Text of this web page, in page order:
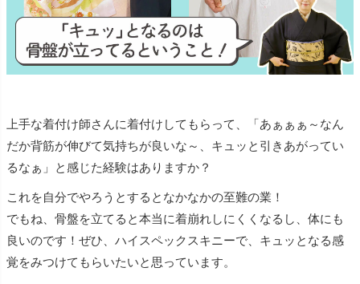
上手な着付け師さんに着付けしてもらって、「あぁぁぁ～なん
だか背筋が伸びて気持ちが良いな～、キュッと引きあがってい
るなぁ」と感じた経験はありますか？
これを自分でやろうとするとなかなかの至難の業！
でもね、骨盤を立てると本当に着崩れしにくくなるし、体にも
良いのです！ぜひ、ハイスペックスキニーで、キュッとなる感
覚をみつけてもらいたいと思っています。